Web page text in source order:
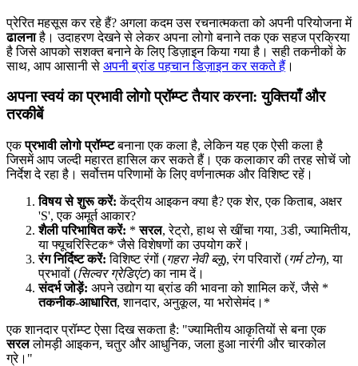
प्रेरित महसूस कर रहे हैं? अगला कदम उस रचनात्मकता को अपनी परियोजना में
ढालनाहै। उदाहरण देखने से लेकर अपना लोगो बनाने तक एक सहज प्रक्रिया
है जिसे आपको सशक्त बनाने के लिए डिज़ाइन किया गया है। सही तकनीकों के
साथ, आप आसानी से अपनी ब्रांड पहचान डिज़ाइन कर सकते हैं ।
अपना स्वयं का प्रभावी लोगो प्रॉम्प्ट तैयार करना: युक्तियाँ और
तरकीबें
एकप्रभावी लोगो प्रॉम्प्टबनाना एक कला है, लेकिन यह एक ऐसी कला है
जिसमें आप जल्दी महारत हासिल कर सकते हैं। एक कलाकार की तरह सोचें जो
निर्देश दे रहा है। सर्वोत्तम परिणामों के लिए वर्णनात्मक और विशिष्ट रहें।
विषय से शुरू करें: केंद्रीय आइकन क्या है? एक शेर, एक किताब, अक्षर
'S', एक अमूर्त आकार?
शैली परिभाषित करें: *सरल, रेट्रो, हाथ से खींचा गया, 3डी, ज्यामितीय,
या फ्यूचरिस्टिक* जैसे विशेषणों का उपयोग करें।
रंग निर्दिष्ट करें: विशिष्ट रंगों (गहरा नेवी ब्लू), रंग परिवारों (गर्म टोन), या
प्रभावों (सिल्वर ग्रेडिएंट) का नाम दें।
संदर्भ जोड़ें: अपने उद्योग या ब्रांड की भावना को शामिल करें, जैसे *
तकनीक-आधारित, शानदार, अनुकूल, या भरोसेमंद।*
एक शानदार प्रॉम्प्ट ऐसा दिख सकता है: "ज्यामितीय आकृतियों से बना एक
सरललोमड़ी आइकन, चतुर और आधुनिक, जला हुआ नारंगी और चारकोल
ग्रे।"